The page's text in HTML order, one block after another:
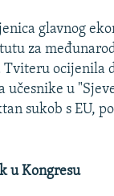
glavnog
za
Tviteru ocijenila
učesnike u
sukob s EU,
u Kongresu